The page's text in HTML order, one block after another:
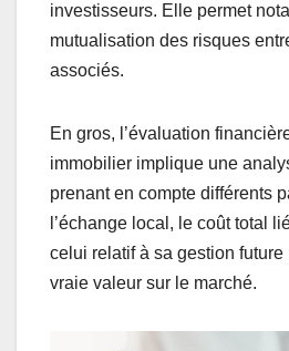
investisseurs. Elle permet
mutualisation des risques
associés.
En gros, l’évaluation
immobilier implique une
prenant en compte différents
l’échange local, le coût total
celui relatif à sa gestion future
vraie valeur sur le marché.